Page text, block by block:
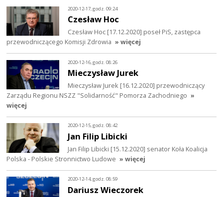
2020-12-17, godz. 09:24
Czesław Hoc
Czesław Hoc [17.12.2020] poseł PiS, zastępca
przewodniczącego Komisji Zdrowia » więcej
2020-12-16, godz. 08:26
Mieczysław Jurek
Mieczysław Jurek [16.12.2020] przewodniczący
Zarządu Regionu NSZZ "Solidarność" Pomorza Zachodniego »
więcej
2020-12-15, godz. 08:42
Jan Filip Libicki
Jan Filip Libicki [15.12.2020] senator Koła Koalicja
Polska - Polskie Stronnictwo Ludowe » więcej
2020-12-14, godz. 08:59
Dariusz Wieczorek